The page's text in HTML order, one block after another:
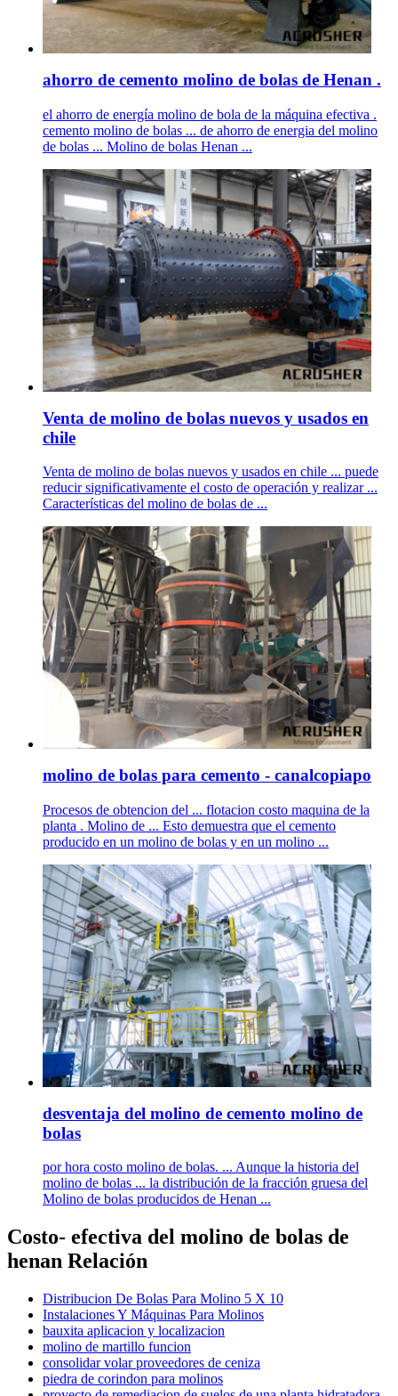
ahorro de cemento molino de bolas de Henan .
el ahorro de energía molino de bola de la máquina efectiva .
cemento molino de bolas ... de ahorro de energia del molino
de bolas ... Molino de bolas Henan ...
Venta de molino de bolas nuevos y usados en
chile
Venta de molino de bolas nuevos y usados en chile ... puede
reducir significativamente el costo de operación y realizar ...
Características del molino de bolas de ...
molino de bolas para cemento - canalcopiapo
Procesos de obtencion del ... flotacion costo maquina de la
planta . Molino de ... Esto demuestra que el cemento
producido en un molino de bolas y en un molino ...
desventaja del molino de cemento molino de
bolas
por hora costo molino de bolas. ... Aunque la historia del
molino de bolas ... la distribución de la fracción gruesa del
Molino de bolas producidos de Henan ...
Costo- efectiva del molino de bolas de
henan Relación
Distribucion De Bolas Para Molino 5 X 10
Instalaciones Y Máquinas Para Molinos
bauxita aplicacion y localizacion
molino de martillo funcion
consolidar volar proveedores de ceniza
piedra de corindon para molinos